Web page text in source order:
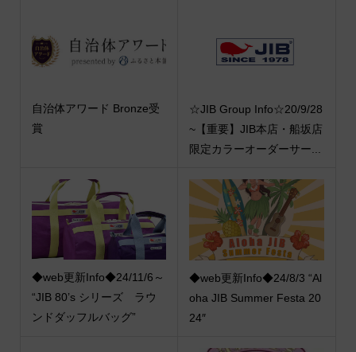
自治体アワード Bronze受
賞
☆JIB Group Info☆20/9/28
~【重要】JIB本店・船坂店
限定カラーオーダーサー...
◆web更新Info◆24/11/6～
“JIB 80’s シリーズ ラウ
ンドダッフルバッグ”
◆web更新Info◆24/8/3 “Al
oha JIB Summer Festa 20
24″